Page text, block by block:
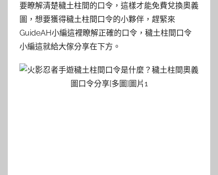
要瞭解清楚穢土柱間的口令，這樣才能免費兌換奧義
圖，想要獲得穢土柱間口令的小夥伴，趕緊來
GuideAH小編這裡瞭解正確的口令，穢土柱間口令
小編這就給大傢分享在下方。